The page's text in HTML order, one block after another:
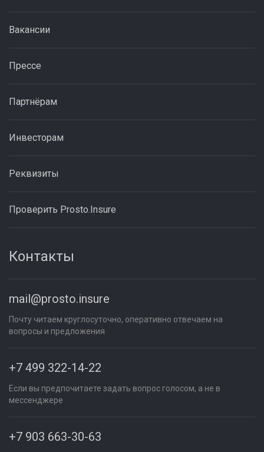
Вакансии
Прессе
Партнёрам
Инвесторам
Реквизиты
Проверить Prosto.Insure
Контакты
mail@prosto.insure
Почту читаем круглосуточно, оперативно отвечаем на
вопросы и предложения
+7 499 322-14-22
Если вы предпочитаете задать вопрос голосом, а не в
мессенджере
+7 903 663-30-63